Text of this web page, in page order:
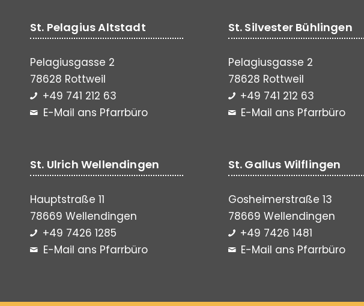
St. Pelagius Altstadt
Pelagiusgasse 2
78628 Rottweil
+49 741 212 63
E-Mail ans Pfarrbüro
St. Ulrich Wellendingen
Hauptstraße 11
78669 Wellendingen
+49 7426 1285
E-Mail ans Pfarrbüro
St. Silvester Bühlingen
Pelagiusgasse 2
78628 Rottweil
+49 741 212 63
E-Mail ans Pfarrbüro
St. Gallus Wilflingen
Gosheimerstraße 13
78669 Wellendingen
+49 7426 1481
E-Mail ans Pfarrbüro